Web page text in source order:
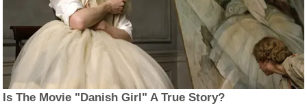
Is The Movie "Danish Girl" A True Story?